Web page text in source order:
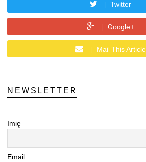
Twitter
Google+
Mail This Article
NEWSLETTER
Imię
Email